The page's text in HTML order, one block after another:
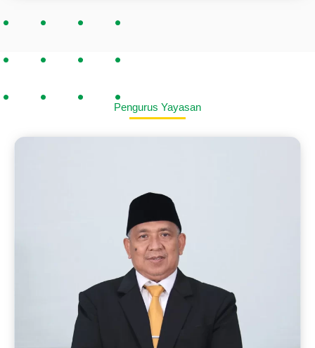
Pengurus Yayasan